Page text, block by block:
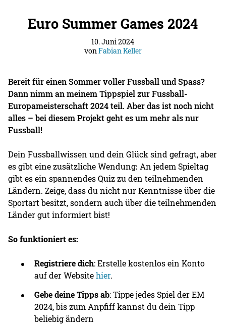
Euro Summer Games 2024
10. Juni 2024
vonFabian Keller
Bereit für einen Sommer voller Fussball und Spass?
Dann nimm an meinem Tippspiel zur Fussball-
Europameisterschaft 2024 teil. Aber das ist noch nicht
alles – bei diesem Projekt geht es um mehr als nur
Fussball!
Dein Fussballwissen und dein Glück sind gefragt, aber
es gibt eine zusätzliche Wendung: An jedem Spieltag
gibt es ein spannendes Quiz zu den teilnehmenden
Ländern. Zeige, dass du nicht nur Kenntnisse über die
Sportart besitzt, sondern auch über die teilnehmenden
Länder gut informiert bist!
So funktioniert es:
Registriere dich: Erstelle kostenlos ein Konto
auf der Websitehier.
Gebe deine Tipps ab: Tippe jedes Spiel der EM
2024, bis zum Anpfiff kannst du dein Tipp
beliebig ändern